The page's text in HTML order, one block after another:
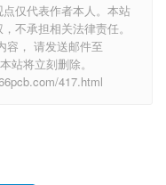
仅代表作者本人。本站
不承担相关法律责任。
容， 请发送邮件至
站将立刻删除。
417.html